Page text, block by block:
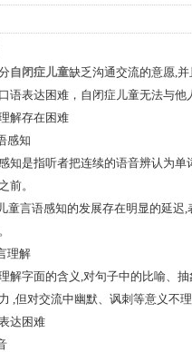
视听课
听统训练课
自闭症儿童缺乏沟通交流的意愿,
表达困难，自闭症儿童无法与他
解存在困难
知
是指听者把连续的语音辨认为单
前。
言语感知的发展存在明显的延迟,
解
字面的含义,对句子中的比喻、抽
,但对交流中幽默、讽刺等意义不
困难